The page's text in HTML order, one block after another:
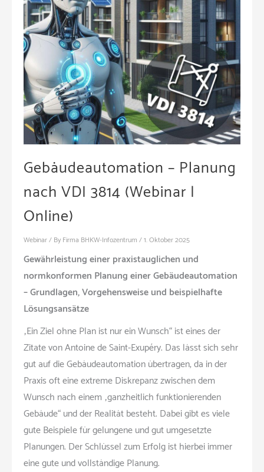
Gebäudeautomation – Planung
nach VDI 3814 (Webinar |
Online)
Webinar/ By Firma BHKW-Infozentrum /1. Oktober 2025
Gewährleistung einer praxistauglichen und
normkonformen Planung einer Gebäudeautomation
– Grundlagen, Vorgehensweise und beispielhafte
Lösungsansätze
„Ein Ziel ohne Plan ist nur ein Wunsch“ ist eines der
Zitate von Antoine de Saint-Exupéry. Das lässt sich sehr
gut auf die Gebäudeautomation übertragen, da in der
Praxis oft eine extreme Diskrepanz zwischen dem
Wunsch nach einem „ganzheitlich funktionierenden
Gebäude“ und der Realität besteht. Dabei gibt es viele
gute Beispiele für gelungene und gut umgesetzte
Planungen. Der Schlüssel zum Erfolg ist hierbei immer
eine gute und vollständige Planung.